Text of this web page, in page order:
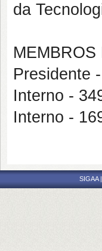
da
MEMBROS
Presidente
Interno -
Interno -
SIGAA